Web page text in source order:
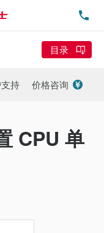
目录
持 价格咨询
CPU 单